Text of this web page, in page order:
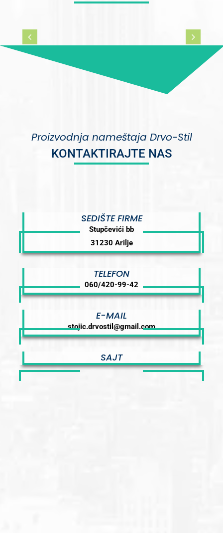
Proizvodnja nameštaja Drvo-Stil
KONTAKTIRAJTE NAS
SEDIŠTE FIRME
Stupčevići bb
31230 Arilje
TELEFON
060/420-99-42
E-MAIL
stojic.drvostil@gmail.com
SAJT